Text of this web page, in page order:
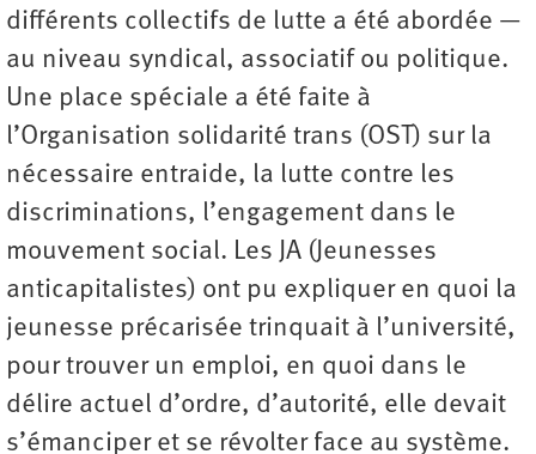
différents collectifs de lutte a été abordée —
au niveau syndical, associatif ou politique.
Une place spéciale a été faite à
l’Organisation solidarité trans (OST) sur la
nécessaire entraide, la lutte contre les
discriminations, l’engagement dans le
mouvement social. Les JA (Jeunesses
anticapitalistes) ont pu expliquer en quoi la
jeunesse précarisée trinquait à l’université,
pour trouver un emploi, en quoi dans le
délire actuel d’ordre, d’autorité, elle devait
s’émanciper et se révolter face au système.